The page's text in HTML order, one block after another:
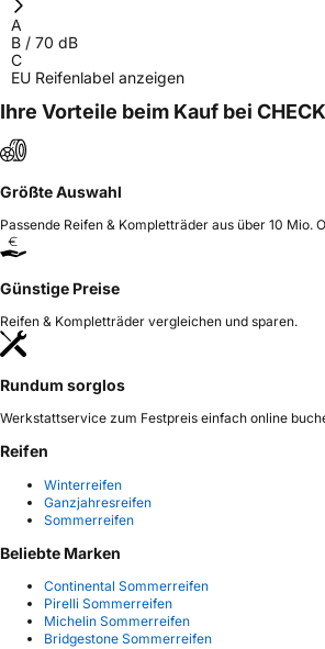
A
B / 70 dB
C
EU Reifenlabel anzeigen
Ihre Vorteile beim Kauf bei
Größte Auswahl
Passende Reifen & Kompletträder aus über 10 Mio.
Günstige Preise
Reifen & Kompletträder vergleichen und sparen.
Rundum sorglos
Werkstattservice zum Festpreis einfach online
Reifen
Winterreifen
Ganzjahresreifen
Sommerreifen
Beliebte Marken
Continental Sommerreifen
Pirelli Sommerreifen
Michelin Sommerreifen
Bridgestone Sommerreifen